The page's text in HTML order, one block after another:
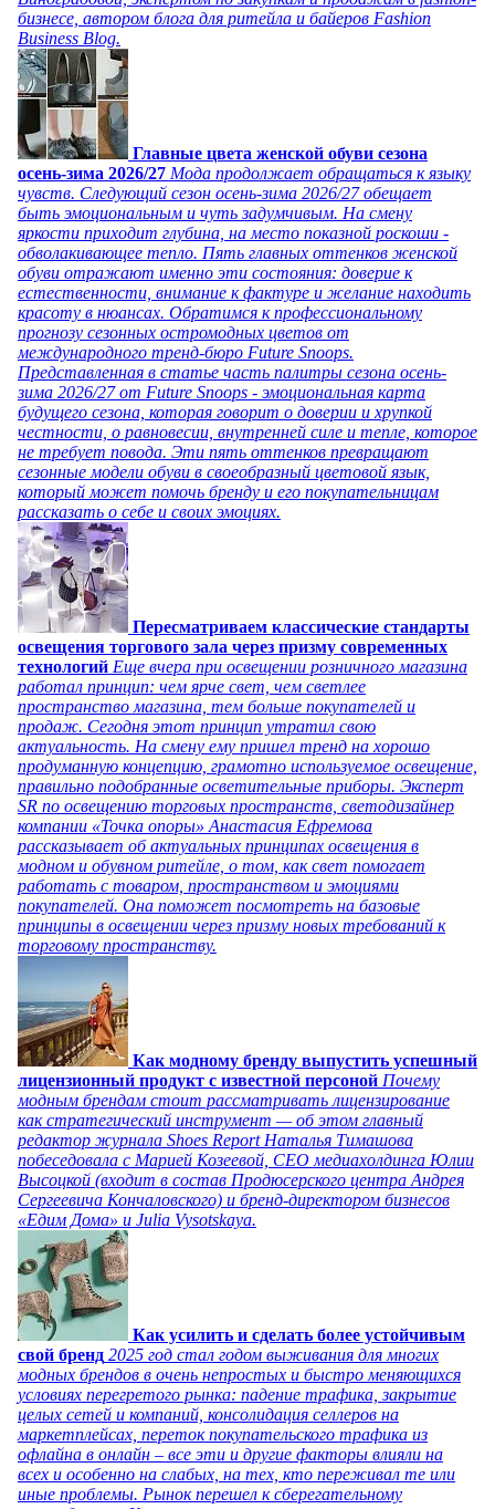
бизнесе, автором блога для ритейла и байеров Fashion
Business Blog.
Главные цвета женской обуви сезона
осень-зима 2026/27 Мода продолжает обращаться к языку
чувств. Следующий сезон осень-зима 2026/27 обещает
быть эмоциональным и чуть задумчивым. На смену
яркости приходит глубина, на место показной роскоши -
обволакивающее тепло. Пять главных оттенков женской
обуви отражают именно эти состояния: доверие к
естественности, внимание к фактуре и желание находить
красоту в нюансах. Обратимся к профессиональному
прогнозу сезонных остромодных цветов от
международного тренд-бюро Future Snoops.
Представленная в статье часть палитры сезона осень-
зима 2026/27 от Future Snoops - эмоциональная карта
будущего сезона, которая говорит о доверии и хрупкой
честности, о равновесии, внутренней силе и тепле, которое
не требует повода. Эти пять оттенков превращают
сезонные модели обуви в своеобразный цветовой язык,
который может помочь бренду и его покупательницам
рассказать о себе и своих эмоциях.
Пересматриваем классические стандарты
освещения торгового зала через призму современных
технологий Еще вчера при освещении розничного магазина
работал принцип: чем ярче свет, чем светлее
пространство магазина, тем больше покупателей и
продаж. Сегодня этот принцип утратил свою
актуальность. На смену ему пришел тренд на хорошо
продуманную концепцию, грамотно используемое освещение,
правильно подобранные осветительные приборы. Эксперт
SR по освещению торговых пространств, светодизайнер
компании «Точка опоры» Анастасия Ефремова
рассказывает об актуальных принципах освещения в
модном и обувном ритейле, о том, как свет помогает
работать с товаром, пространством и эмоциями
покупателей. Она поможет посмотреть на базовые
принципы в освещении через призму новых требований к
торговому пространству.
Как модному бренду выпустить успешный
лицензионный продукт с известной персоной Почему
модным брендам стоит рассматривать лицензирование
как стратегический инструмент — об этом главный
редактор журнала Shoes Report Наталья Тимашова
побеседовала с Марией Козеевой, СЕО медиахолдинга Юлии
Высоцкой (входит в состав Продюсерского центра Андрея
Сергеевича Кончаловского) и бренд-директором бизнесов
«Едим Дома» и Julia Vysotskaya.
Как усилить и сделать более устойчивым
свой бренд 2025 год стал годом выживания для многих
модных брендов в очень непростых и быстро меняющихся
условиях перегретого рынка: падение трафика, закрытие
целых сетей и компаний, консолидация селлеров на
маркетплейсах, переток покупательского трафика из
офлайна в онлайн – все эти и другие факторы влияли на
всех и особенно на слабых, на тех, кто переживал те или
иные проблемы. Рынок перешел к сберегательному